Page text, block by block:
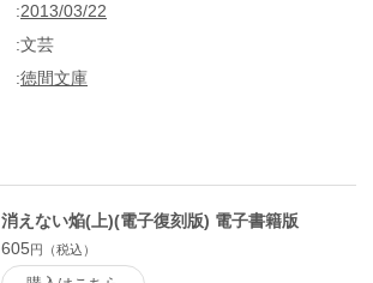
2013/03/22
文芸
徳間文庫
消えない焔(上)(電子復刻版) 電子書籍版
605円（税込）